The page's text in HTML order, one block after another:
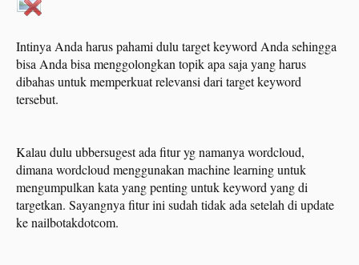
Intinya Anda harus pahami dulu target keyword Anda sehingga
bisa Anda bisa menggolongkan topik apa saja yang harus
dibahas untuk memperkuat relevansi dari target keyword
tersebut.
Kalau dulu ubbersugest ada fitur yg namanya wordcloud,
dimana wordcloud menggunakan machine learning untuk
mengumpulkan kata yang penting untuk keyword yang di
targetkan. Sayangnya fitur ini sudah tidak ada setelah di update
ke nailbotakdotcom.